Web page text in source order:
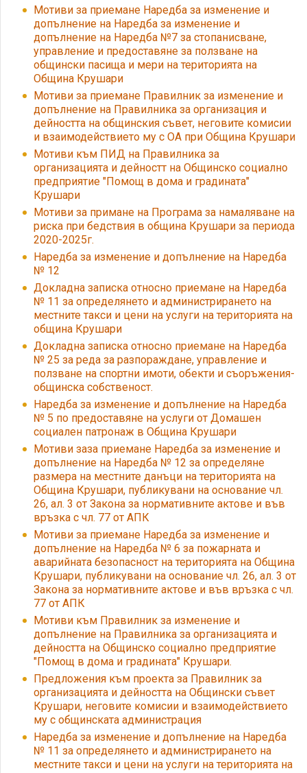
Мотиви за приемане Наредба за изменение и
допълнение на Наредба за изменение и
допълнение на Наредба №7 за стопанисване,
управление и предоставяне за ползване на
общински пасища и мери на територията на
Община Крушари
Мотиви за приемане Правилник за изменение и
допълнение на Правилника за организация и
дейността на общинския съвет, неговите комисии
и взаимодействието му с ОА при Община Крушари
Мотиви към ПИД на Правилника за
организацията и дейностт на Общинско социално
предприятие "Помощ в дома и градината"
Крушари
Мотиви за примане на Програма за намаляване на
риска при бедствия в община Крушари за периода
2020-2025г.
Наредба за изменение и допълнение на Наредба
№ 12
Докладна записка относно приемане на Наредба
№ 11 за определянето и администрирането на
местните такси и цени на услуги на територията на
община Крушари
Докладна записка относно приемане на Наредба
№ 25 за реда за разпораждане, управление и
ползване на спортни имоти, обекти и съоръжения-
общинска собственост.
Наредба за изменение и допълнение на Наредба
№ 5 по предоставяне на услуги от Домашен
социален патронаж в Община Крушари
Мотиви заза приемане Наредба за изменение и
допълнение на Наредба № 12 за определяне
размера на местните данъци на територията на
Община Крушари, публикувани на основание чл.
26, ал. 3 от Закона за нормативните актове и във
връзка с чл. 77 от АПК
Мотиви за приемане Наредба за изменение и
допълнение на Наредба № 6 за пожарната и
аварийната безопасност на територията на Община
Крушари, публикувани на основание чл. 26, ал. 3 от
Закона за нормативните актове и във връзка с чл.
77 от АПК
Мотиви към Правилник за изменение и
допълнение на Правилника за организацията и
дейността на Общинско социално предприятие
"Помощ в дома и градината" Крушари.
Предложения към проекта за Правилник за
организацията и дейността на Общински съвет
Крушари, неговите комисии и взаимодействието
му с общинската администрация
Наредба за изменение и допълнение на Наредба
№ 11 за определянето и администрирането на
местните такси и цени на услуги на територията на